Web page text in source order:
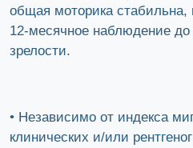
общая моторика
12-месячное наблюдение до
зрелости.
• Независимо от индекса
клинических и/или